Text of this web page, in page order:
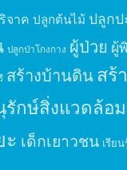
จาค ปลูกต้นไม้ ปลูกป
ปลูกป่าโกงกาง ผู้ป่วย ผู้
สร้างบ้านดินสร้
รักษ์สิ่งแวดล้อม
ะ เด็กเยาวชน เรีย